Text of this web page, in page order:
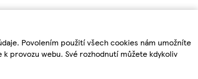
Povolením použití všech cookies nám umožníte
provozu webu. Své rozhodnutí můžete kdykoliv